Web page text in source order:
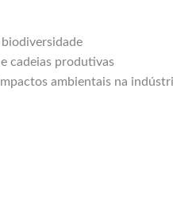
cadeias produtivas
ambientais na